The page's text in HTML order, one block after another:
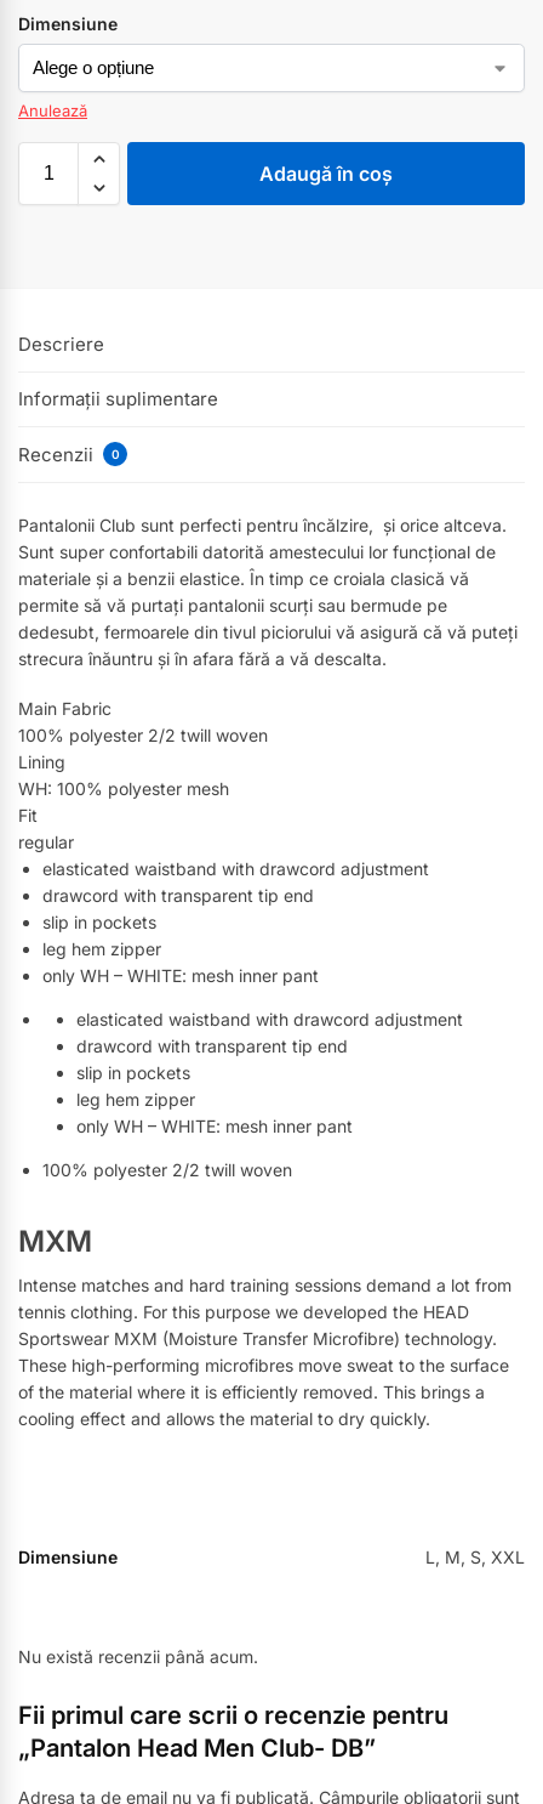
Dimensiune
Anulează
Adaugă în coș
Descriere
Informații suplimentare
Recenzii 0
Pantalonii Club sunt perfecti pentru încălzire, și orice altceva.
Sunt super confortabili datorită amestecului lor funcțional de
materiale și a benzii elastice. În timp ce croiala clasică vă
permite să vă purtați pantalonii scurți sau bermude pe
dedesubt, fermoarele din tivul piciorului vă asigură că vă puteți
strecura înăuntru și în afara fără a vă descalta.
Main Fabric
100% polyester 2/2 twill woven
Lining
WH: 100% polyester mesh
Fit
regular
elasticated waistband with drawcord adjustment
drawcord with transparent tip end
slip in pockets
leg hem zipper
only WH – WHITE: mesh inner pant
elasticated waistband with drawcord adjustment
drawcord with transparent tip end
slip in pockets
leg hem zipper
only WH – WHITE: mesh inner pant
100% polyester 2/2 twill woven
MXM
Intense matches and hard training sessions demand a lot from
tennis clothing. For this purpose we developed the HEAD
Sportswear MXM (Moisture Transfer Microfibre) technology.
These high-performing microfibres move sweat to the surface
of the material where it is efficiently removed. This brings a
cooling effect and allows the material to dry quickly.
Dimensiune L, M, S, XXL
Nu există recenzii până acum.
Fii primul care scrii o recenzie pentru
„Pantalon Head Men Club- DB”
Adresa ta de email nu va fi publicată. Câmpurile obligatorii sunt